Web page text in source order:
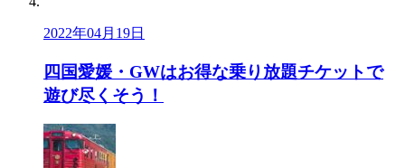
2022年04月19日
四国愛媛・GWはお得な乗り放題チケットで
遊び尽くそう！